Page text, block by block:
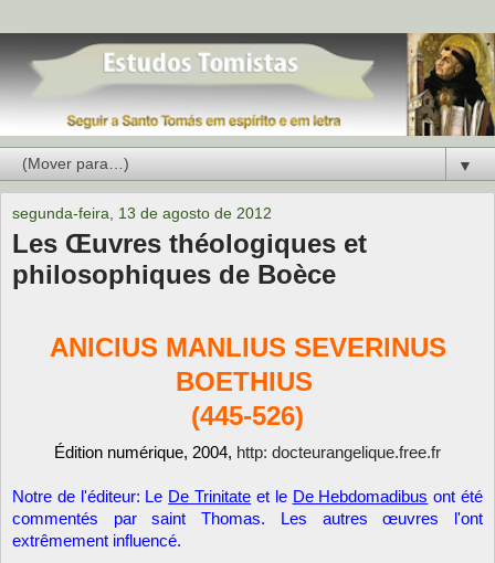
▼
segunda-feira, 13 de agosto de 2012
Les Œuvres théologiques et
philosophiques de Boèce
ANICIUS MANLIUS SEVERINUS
BOETHIUS
(445-526)
Édition numérique, 2004, http: docteurangelique.free.fr
Notre de l'éditeur: Le De Trinitate et le De Hebdomadibus ont été
commentés par saint Thomas. Les autres œuvres l'ont
extrêmement influencé.